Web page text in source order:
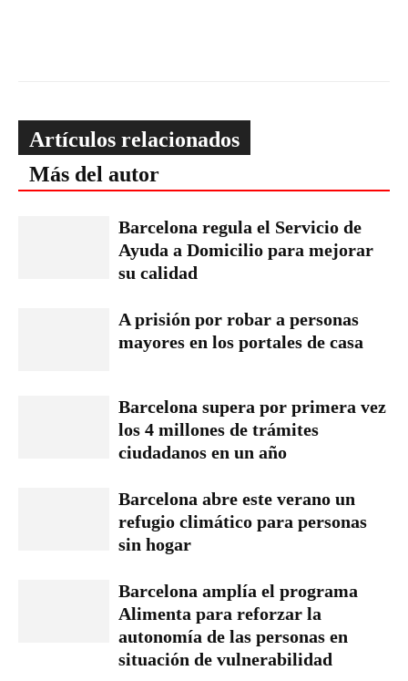
Artículos relacionados
Más del autor
Barcelona regula el Servicio de
Ayuda a Domicilio para mejorar
su calidad
A prisión por robar a personas
mayores en los portales de casa
Barcelona supera por primera vez
los 4 millones de trámites
ciudadanos en un año
Barcelona abre este verano un
refugio climático para personas
sin hogar
Barcelona amplía el programa
Alimenta para reforzar la
autonomía de las personas en
situación de vulnerabilidad